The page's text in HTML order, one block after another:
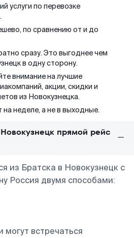
услуги по перевозке
по сравнению от и до
сразу. Это выгоднее чем
в одну сторону.
внимание на лучшие
акции, скидки и
из Новокузнецка.
на неделе, а не в выходные.
прямой рейс
из Братска в Новокузнецк с
Россия двумя способами:
могут встречаться